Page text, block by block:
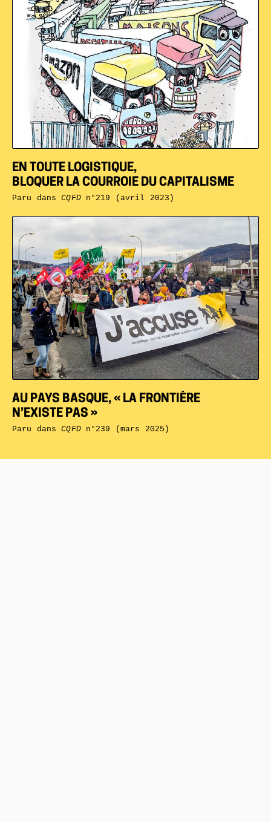
AU PAYS BASQUE, « LA FRONTIÈRE
N’EXISTE PAS »
Paru dansCQFDn°239 (mars 2025)
EN TOUTE LOGISTIQUE,
BLOQUER LA COURROIE DU CAPITALISME
Paru dansCQFDn°219 (avril 2023)